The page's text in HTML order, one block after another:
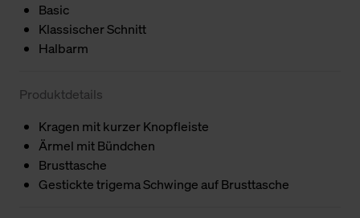
Basic
Klassischer Schnitt
Halbarm
Produktdetails
Kragen mit kurzer Knopfleiste
Ärmel mit Bündchen
Brusttasche
Gestickte trigema Schwinge auf Brusttasche